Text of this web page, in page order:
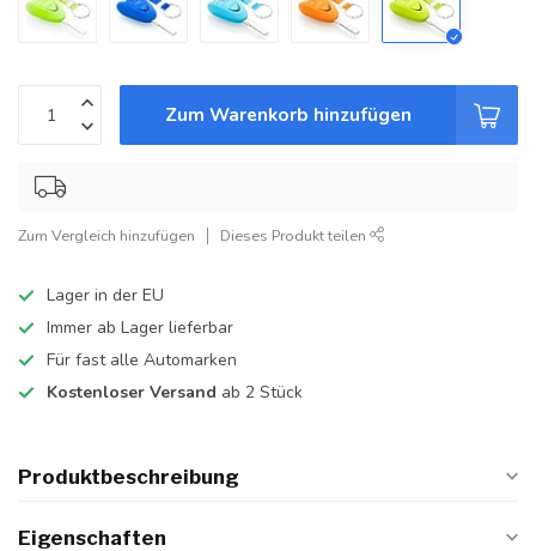
Zum Warenkorb hinzufügen
Zum Vergleich hinzufügen Dieses Produkt teilen
Lager in der EU
Immer ab Lager lieferbar
Für fast alle Automarken
Kostenloser Versand ab 2 Stück
Produktbeschreibung
Eigenschaften